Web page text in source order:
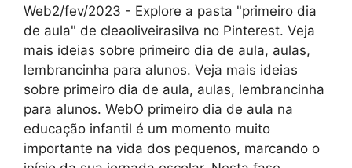
Web2/fev/2023 - Explore a pasta "primeiro dia
de aula" de cleaoliveirasilva no Pinterest. Veja
mais ideias sobre primeiro dia de aula, aulas,
lembrancinha para alunos. Veja mais ideias
sobre primeiro dia de aula, aulas, lembrancinha
para alunos. WebO primeiro dia de aula na
educação infantil é um momento muito
importante na vida dos pequenos, marcando o